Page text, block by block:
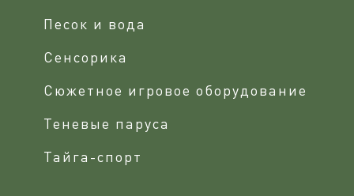
Песок и вода
Сенсорика
Сюжетное игровое оборудование
Теневые паруса
Тайга-спорт